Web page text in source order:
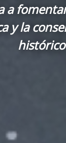
y la
histórico